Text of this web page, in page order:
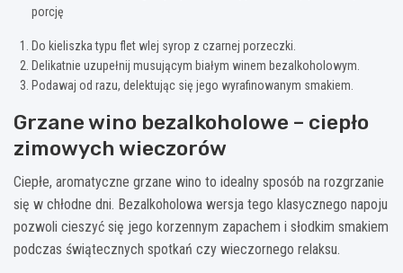
porcję
Do kieliszka typu flet wlej syrop z czarnej porzeczki.
Delikatnie uzupełnij musującym białym winem bezalkoholowym.
Podawaj od razu, delektując się jego wyrafinowanym smakiem.
Grzane wino bezalkoholowe – ciepło
zimowych wieczorów
Ciepłe, aromatyczne grzane wino to idealny sposób na rozgrzanie
się w chłodne dni. Bezalkoholowa wersja tego klasycznego napoju
pozwoli cieszyć się jego korzennym zapachem i słodkim smakiem
podczas świątecznych spotkań czy wieczornego relaksu.